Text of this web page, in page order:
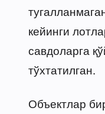
кейинги
савдоларга
тўхтатилган.
Объектлар